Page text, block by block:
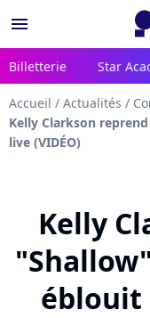
menu
Billetterie Star
Accueil / Actualités /
Kelly Clarkson
live (VIDÉO)
Kelly
éblouit